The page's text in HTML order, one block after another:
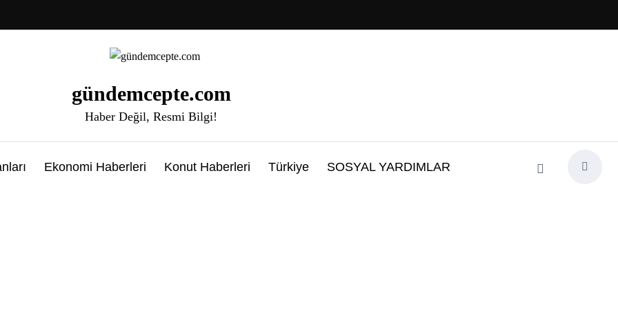
gündemcepte.com
Haber Değil, Resmi Bilgi!
Ekonomi Haberleri Konut Haberleri Türkiye SOSYAL YARDIMLAR